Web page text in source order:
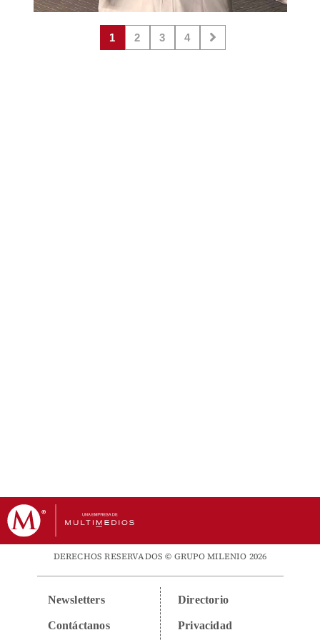
1 2 3 4
DERECHOS RESERVADOS © GRUPO MILENIO 2026
Newsletters
Contáctanos
Directorio
Privacidad